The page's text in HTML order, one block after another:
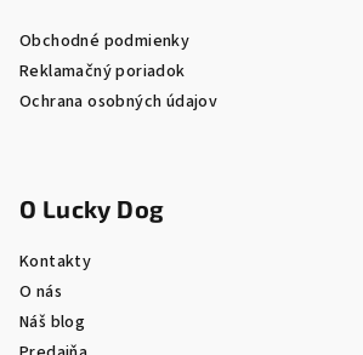
Obchodné podmienky
Reklamačný poriadok
Ochrana osobných údajov
O Lucky Dog
Kontakty
O nás
Náš blog